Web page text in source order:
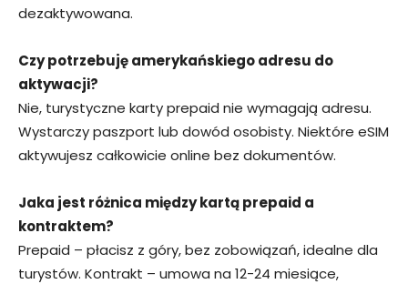
dezaktywowana.
Czy potrzebuję amerykańskiego adresu do
aktywacji?
Nie, turystyczne karty prepaid nie wymagają adresu.
Wystarczy paszport lub dowód osobisty. Niektóre eSIM
aktywujesz całkowicie online bez dokumentów.
Jaka jest różnica między kartą prepaid a
kontraktem?
Prepaid – płacisz z góry, bez zobowiązań, idealne dla
turystów. Kontrakt – umowa na 12-24 miesiące,